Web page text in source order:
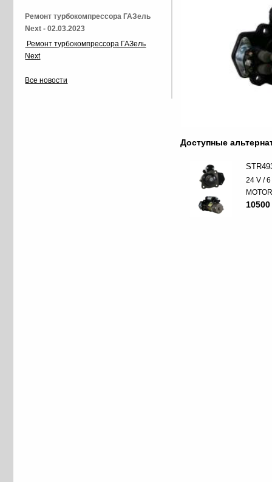
Доступные
24 V /
Ремонт турбокомпрессора ГАЗель
Next - 02.03.2023
Ремонт турбокомпрессора ГАЗель
Next
Все новости